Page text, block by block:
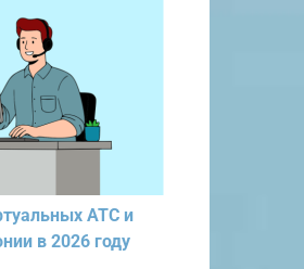
АТС и
в 2026 году